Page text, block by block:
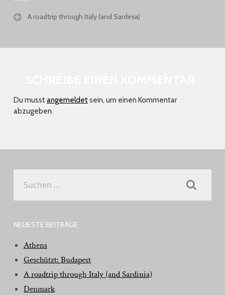
Beitragsnavigation
A roadtrip through Italy (and Sardinia)
Du musstangemeldetsein, um einen Kommentar
abzugeben.
nach:
NEUESTE BEITRÄGE
Athens
Geschützt: Budapest
A roadtrip through Italy (and Sardinia)
Denmark